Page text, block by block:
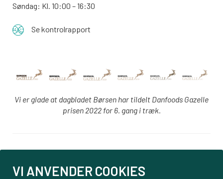
Søndag: Kl. 10:00 – 16:30
Se kontrolrapport
Vi er glade at dagbladet Børsen har tildelt Danfoods Gazelle
prisen 2022 for 6. gang i træk.
PBS tilmelding
VI ANVENDER COOKIES